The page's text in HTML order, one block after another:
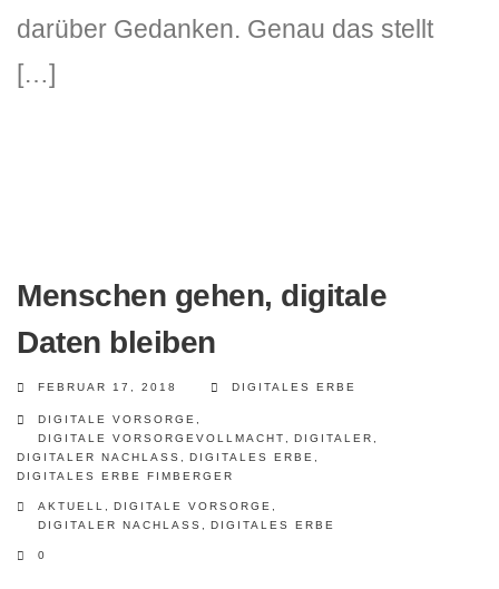
darüber Gedanken. Genau das stellt
[…]
Menschen gehen, digitale
Daten bleiben
FEBRUAR 17, 2018 DIGITALES ERBE
DIGITALE VORSORGE
DIGITALE VORSORGEVOLLMACHT
DIGITALER
DIGITALER NACHLASS
DIGITALES ERBE
DIGITALES ERBE FIMBERGER
AKTUELL DIGITALE VORSORGE
DIGITALER NACHLASS
DIGITALES ERBE
0